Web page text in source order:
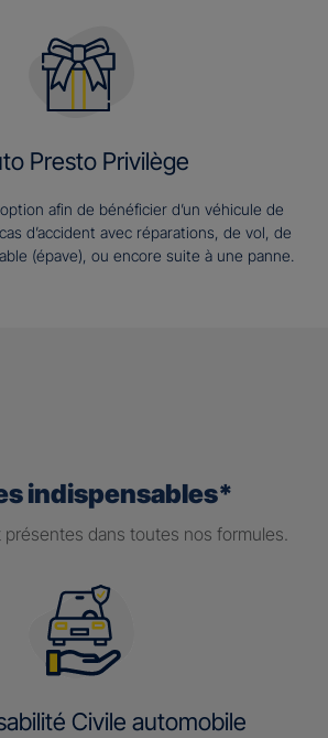
Presto Privilège
afin de bénéficier d’un véhicule de
d’accident avec réparations, de vol, de
(épave), ou encore suite à une panne.
indispensables*
présentes dans toutes nos formules.
Civile automobile